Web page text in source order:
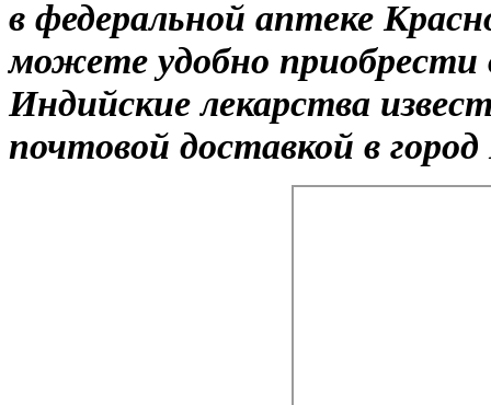
в федеральной аптеке
можете удобно приобрести
Индийские лекарства
почтовой доставкой в